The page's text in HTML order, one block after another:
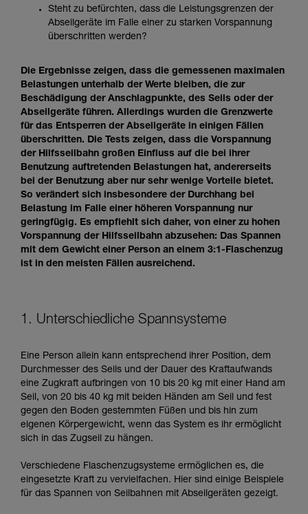
Steht zu befürchten, dass die Leistungsgrenzen der
Abseilgeräte im Falle einer zu starken Vorspannung
überschritten werden?
Die Ergebnisse zeigen, dass die gemessenen maximalen
Belastungen unterhalb der Werte bleiben, die zur
Beschädigung der Anschlagpunkte, des Seils oder der
Abseilgeräte führen. Allerdings wurden die Grenzwerte
für das Entsperren der Abseilgeräte in einigen Fällen
überschritten. Die Tests zeigen, dass die Vorspannung
der Hilfsseilbahn großen Einfluss auf die bei ihrer
Benutzung auftretenden Belastungen hat, andererseits
bei der Benutzung aber nur sehr wenige Vorteile bietet.
So verändert sich insbesondere der Durchhang bei
Belastung im Falle einer höheren Vorspannung nur
geringfügig. Es empfiehlt sich daher, von einer zu hohen
Vorspannung der Hilfsseilbahn abzusehen: Das Spannen
mit dem Gewicht einer Person an einem 3:1-Flaschenzug
ist in den meisten Fällen ausreichend.
1. Unterschiedliche Spannsysteme
Eine Person allein kann entsprechend ihrer Position, dem
Durchmesser des Seils und der Dauer des Kraftaufwands
eine Zugkraft aufbringen von 10 bis 20 kg mit einer Hand am
Seil, von 20 bis 40 kg mit beiden Händen am Seil und fest
gegen den Boden gestemmten Füßen und bis hin zum
eigenen Körpergewicht, wenn das System es ihr ermöglicht
sich in das Zugseil zu hängen.
Verschiedene Flaschenzugsysteme ermöglichen es, die
eingesetzte Kraft zu vervielfachen. Hier sind einige Beispiele
für das Spannen von Seilbahnen mit Abseilgeräten gezeigt.